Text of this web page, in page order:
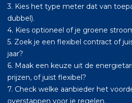
3. Kies het type meter dat van
dubbel).
4. Kies optioneel of je groene
5. Zoek je een flexibel contract of
jaar?
6. Maak een keuze uit de
prijzen, of juist flexibel?
7. Check welke aanbieder het
overstappen voor je regelen.